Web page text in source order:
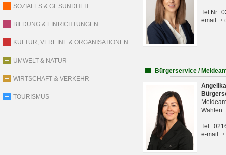
SOZIALES & GESUNDHEIT
BILDUNG & EINRICHTUNGEN
KULTUR, VEREINE & ORGANISATIONEN
UMWELT & NATUR
WIRTSCHAFT & VERKEHR
TOURISMUS
Tel.Nr.:
email:
Bürgerservice /
Wahlen
Tel.:
e-mail: